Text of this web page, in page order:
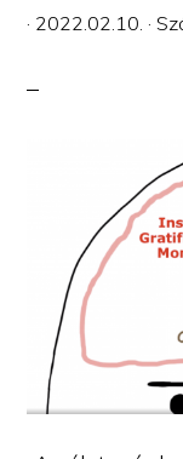
· 2022.02.10. ·